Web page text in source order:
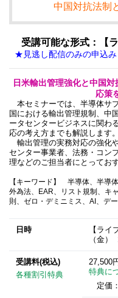
中国対抗法制
受講可能な形式：【
★見逃し配信のみの申込み
日米輸出管理強化と中国
応策
本セミナーでは、半導体サ
国における輸出管理規制、中
ータセンタービジネスに関わ
応の考え方までも解説します。
輸出管理の実務対応の強化
センター事業者、法務・コン
理などのご担当者にとってお
【キーワード】 半導体、半導
外為法、EAR、リスト規制、キ
則、ゼロ・デミニミス、AI、デ
日時 【ライ
（金）
受講料(税込)
各種割引特典
27,500
特典に
定価